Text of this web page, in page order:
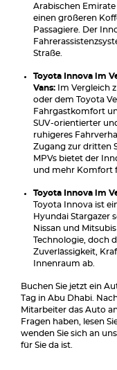
Arabischen
einen größeren
Passagiere. Der
Straße.
Toyota Innova im
Vans:
Im Vergleich
oder dem Toyota
Fahrgastkomfort
SUV-orientierter
ruhigeres
Zugang zur dritten
MPVs bietet der
und mehr Komfort
Toyota Innova im
Toyota Innova ist
Hyundai Stargazer
Nissan und
Technologie, doch
Zuverlässigkeit,
Innenraum ab.
Buchen Sie jetzt ein
Tag in Abu Dhabi.
Mitarbeiter das Auto
Fragen haben, lesen
wenden Sie sich an
für Sie da ist.